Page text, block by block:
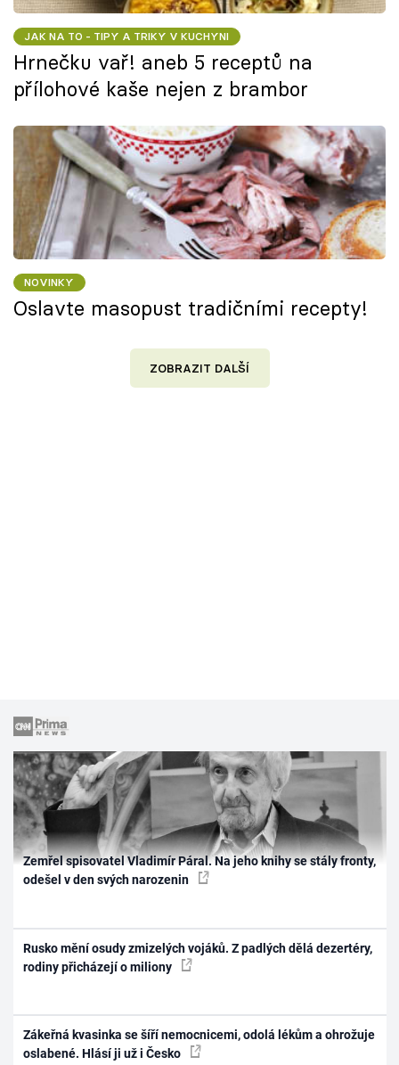
JAK NA TO - TIPY A TRIKY V KUCHYNI
Hrnečku vař! aneb 5 receptů na
přílohové kaše nejen z brambor
NOVINKY
Oslavte masopust tradičními recepty!
ZOBRAZIT DALŠÍ
Zemřel spisovatel Vladimír Páral. Na jeho knihy se stály fronty,
odešel v den svých narozenin
Rusko mění osudy zmizelých vojáků. Z padlých dělá dezertéry,
rodiny přicházejí o miliony
Zákeřná kvasinka se šíří nemocnicemi, odolá lékům a ohrožuje
oslabené. Hlásí ji už i Česko